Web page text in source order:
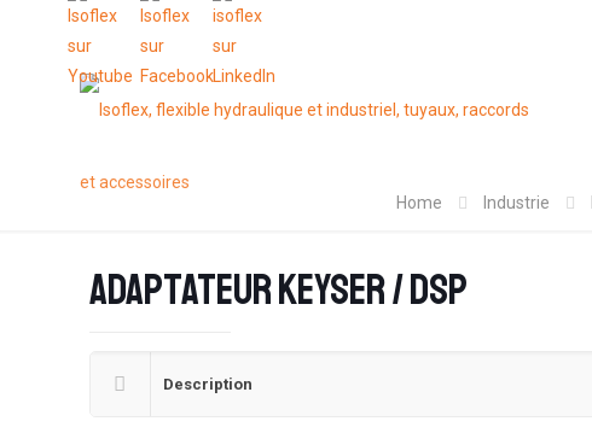
Home Industrie
Adaptateur Keyser / DSP
Description